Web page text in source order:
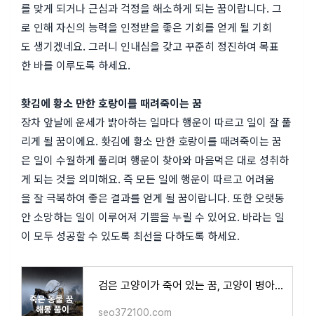
를 맞게 되거나 근심과 걱정을 해소하게 되는 꿈이랍니다. 그
로 인해 자신의 능력을 인정받을 좋은 기회를 얻게 될 기회
도 생기겠네요. 그러니 인내심을 갖고 꾸준히 정진하여 목표
한 바를 이루도록 하세요.
홧김에 황소 만한 호랑이를 때려죽이는 꿈
장차 앞날에 운세가 밝아하는 일마다 행운이 따르고 일이 잘 풀
리게 될 꿈이에요. 홧김에 황소 만한 호랑이를 때려죽이는 꿈
은 일이 수월하게 풀리며 행운이 찾아와 마음먹은 대로 성취하
게 되는 것을 의미해요. 즉 모든 일에 행운이 따르고 어려움
을 잘 극복하여 좋은 결과를 얻게 될 꿈이랍니다. 또한 오랫동
안 소망하는 일이 이루어져 기쁨을 누릴 수 있어요. 바라는 일
이 모두 성공할 수 있도록 최선을 다하도록 하세요.
검은 고양이가 죽어 있는 꿈, 고양이 병아리 노루 늑대 토끼 매 멧돼지 뱀 물고기 비둘기가 나오
seo372100.com